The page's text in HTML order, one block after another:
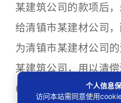
某建筑公司的款项后
给清镇市某建材公司
为清镇市某建材公司
某建筑公司，用以清
(2024)黔01执恢159
个人信息
访问本站需同意使用